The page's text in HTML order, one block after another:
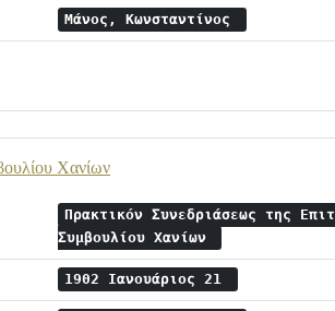
Μάνος, Κωνσταντίνος
Χανίων
Πρακτικόν Συνεδριάσεως της
Συμβουλίου Χανίων
1902 Ιανουάριος 21